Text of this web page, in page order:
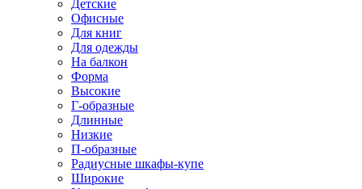
Детские
Офисные
Для книг
Для одежды
На балкон
Форма
Высокие
Г-образные
Длинные
Низкие
П-образные
Радиусные шкафы-купе
Широкие